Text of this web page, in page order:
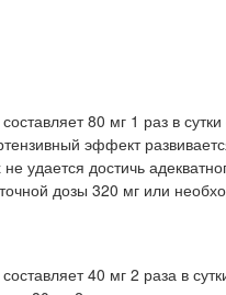
80 мг 1 раз в
эффект
удается достичь
дозы 320 мг или
40 мг 2 раза в